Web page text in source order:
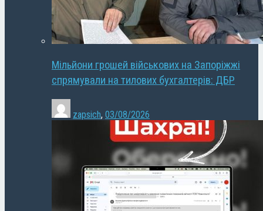
Мільйони грошей військових на Запоріжжі
спрямували на тилових бухгалтерів: ДБР
zapsich, 03/08/2026